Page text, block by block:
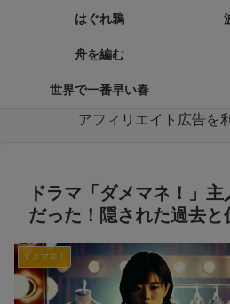
はぐれ鴉
舟を編む
世界で一番早い春
アフィリエイト広告を
ドラマ「ダメマネ！」
だった！隠された過去
ダメマネ！